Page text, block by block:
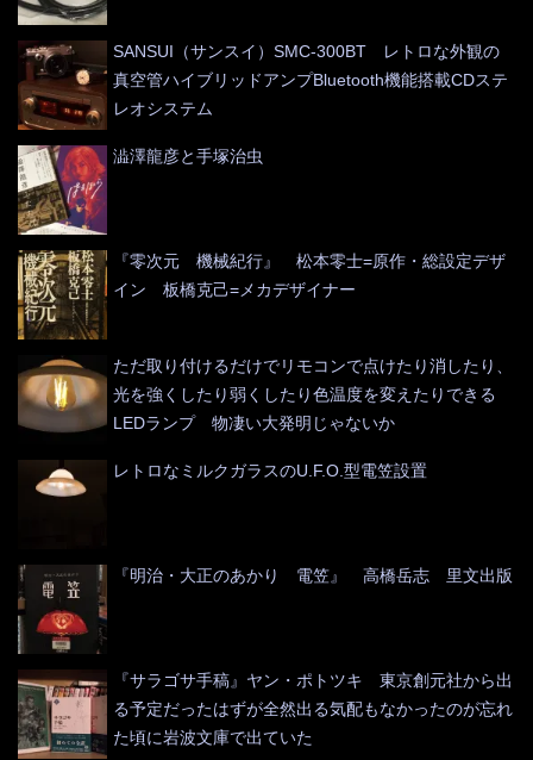
SANSUI（サンスイ）SMC-300BT レトロな外観の
真空管ハイブリッドアンプBluetooth機能搭載CDステ
レオシステム
澁澤龍彦と手塚治虫
『零次元 機械紀行』 松本零士=原作・総設定デザ
イン 板橋克己=メカデザイナー
ただ取り付けるだけでリモコンで点けたり消したり、
光を強くしたり弱くしたり色温度を変えたりできる
LEDランプ 物凄い大発明じゃないか
レトロなミルクガラスのU.F.O.型電笠設置
『明治・大正のあかり 電笠』 高橋岳志 里文出版
『サラゴサ手稿』ヤン・ポトツキ 東京創元社から出
る予定だったはずが全然出る気配もなかったのが忘れ
た頃に岩波文庫で出ていた